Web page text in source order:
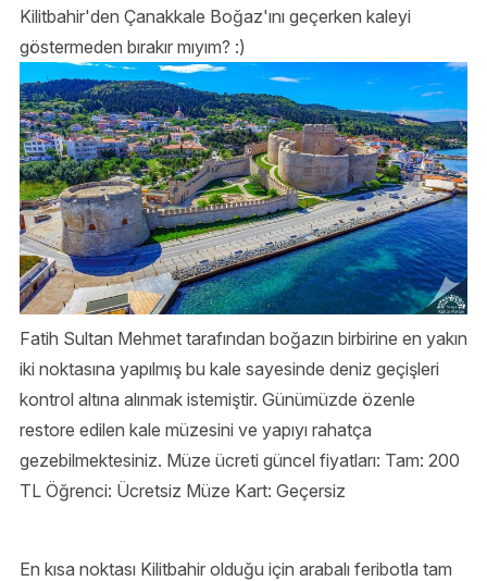
Kilitbahir'den Çanakkale Boğaz'ını geçerken kaleyi
göstermeden bırakır mıyım? :)
Fatih Sultan Mehmet tarafından boğazın birbirine en yakın
iki noktasına yapılmış bu kale sayesinde deniz geçişleri
kontrol altına alınmak istemiştir. Günümüzde özenle
restore edilen kale müzesini ve yapıyı rahatça
gezebilmektesiniz. Müze ücreti güncel fiyatları: Tam: 200
TL Öğrenci: Ücretsiz Müze Kart: Geçersiz
En kısa noktası Kilitbahir olduğu için arabalı feribotla tam